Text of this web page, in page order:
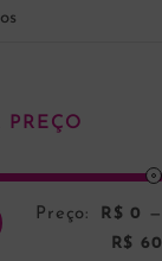
PREÇO
Preço: R$ 0
—
R$ 60